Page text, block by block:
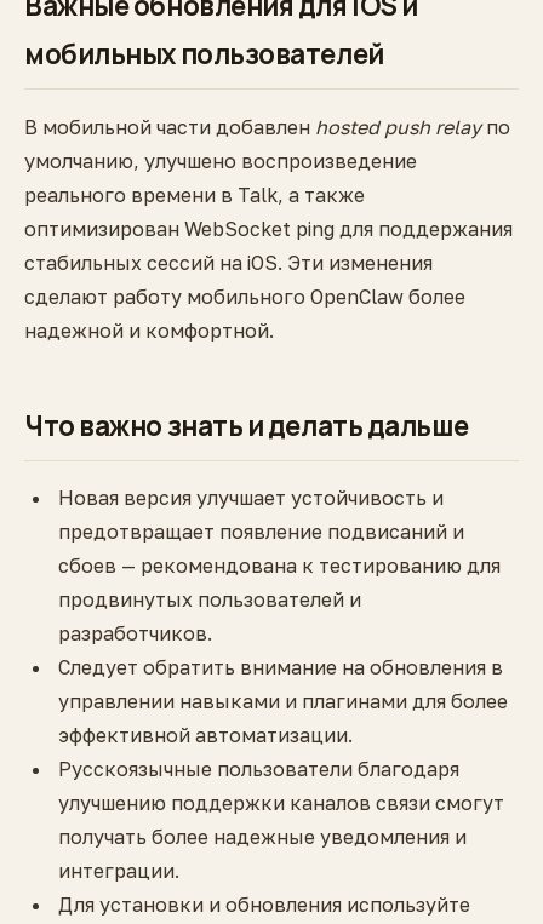
мобильных пользователей
В мобильной части добавлен hosted push relayпо
умолчанию, улучшено воспроизведение
реального времени в Talk, а также
оптимизирован WebSocket ping для поддержания
стабильных сессий на iOS. Эти изменения
сделают работу мобильного OpenClaw более
надежной и комфортной.
Что важно знать и делать дальше
Новая версия улучшает устойчивость и
предотвращает появление подвисаний и
сбоев — рекомендована к тестированию для
продвинутых пользователей и
разработчиков.
Следует обратить внимание на обновления в
управлении навыками и плагинами для более
эффективной автоматизации.
Русскоязычные пользователи благодаря
улучшению поддержки каналов связи смогут
получать более надежные уведомления и
интеграции.
Для установки и обновления используйте